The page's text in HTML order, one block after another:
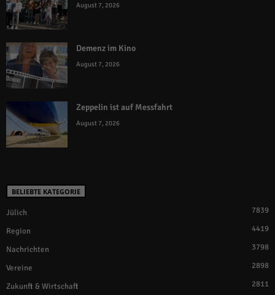
August 7, 2026
Demenz im Kino
August 7, 2026
Zeppelin ist auf Messfahrt
August 7, 2026
BELIEBTE KATEGORIE
Jülich 7839
Region 4419
Nachrichten 3798
Vereine 2898
Zukunft & Wirtschaft 2811